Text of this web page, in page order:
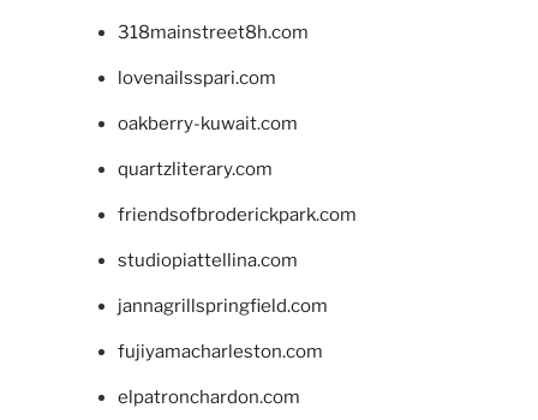
318mainstreet8h.com
lovenailsspari.com
oakberry-kuwait.com
quartzliterary.com
friendsofbroderickpark.com
studiopiattellina.com
jannagrillspringfield.com
fujiyamacharleston.com
elpatronchardon.com